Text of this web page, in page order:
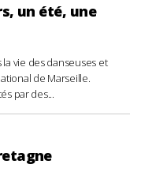
un été, une
vie des danseuses et
de Marseille.
par des...